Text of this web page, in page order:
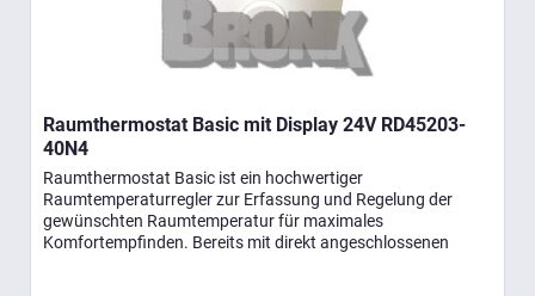
Raumthermostat Basic mit Display 24V RD45203-
40N4
Raumthermostat Basic ist ein hochwertiger
Raumtemperaturregler zur Erfassung und Regelung der
gewünschten Raumtemperatur für maximales
Komfortempfinden. Bereits mit direkt angeschlossenen